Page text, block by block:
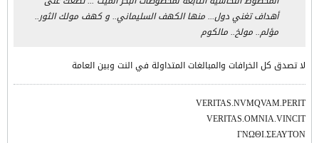
أهداف تغني دول... منها الكهف السليماني.. و كهف مولك الثور..
مؤلم.. مولخ.. مالكوم
لا تصدق كل الخرافات والمبالغات المتداولة في النت وبين العامة
VERITAS.NVMQVAM.PERIT
VERITAS.OMNIA.VINCIT
ΓΝΩΘΙ.ΣΕΑΥΤΟΝ